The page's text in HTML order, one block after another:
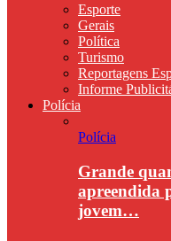
Esporte
Gerais
Política
Turismo
Reportagens
Informe
Polícia
Polícia
Grande
apreendida
jovem…